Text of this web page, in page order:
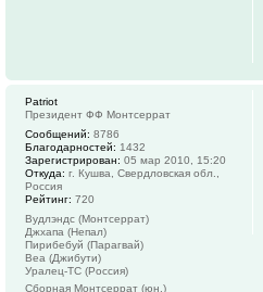
Patriot
Президент ФФ Монтсеррат
Сообщений: 8786
Благодарностей: 1432
Зарегистрирован: 05 мар 2010, 15:20
Откуда: г. Кушва, Свердловская обл.,
Россия
Рейтинг: 720
Вудлэндс (Монтсеррат)
Джхапа (Непал)
Пирибебуй (Парагвай)
Веа (Джибути)
Уралец-ТС (Россия)
Сборная Монтсеррат (юн.)